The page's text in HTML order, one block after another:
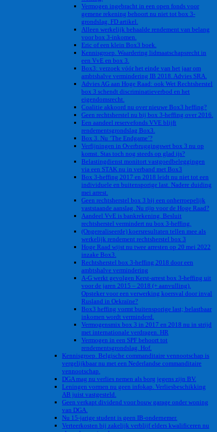
Vermogen ingebracht in een open fonds voor
gemene rekening behoort nu niet tot box 3-
grondslag. FD artikel.
Alleen werkelijk behaalde rendement van belang
voor box 3-inkomen.
Eric of een klein Box3 boek.
Kennisgroep. Waardering lidmaatschapsrecht in
een VvE en box 3.
Box3: verzoek vóór het einde van het jaar om
ambtshalve vermindering IB 2018. Advies SRA.
Advies AG aan Hoge Raad: ook Wet Rechtsherstel
box 3 schendt discriminatieverbod en het
eigendomsrecht.
Coalitie akkoord nu over nieuwe Box3 heffing?
Geen rechtsherstel nu bij box 3-heffing over 2016.
Een aandeel reservefonds VVE blijft
rendementsgrondslag Box3.
Box 3. Nu ‘The Endgame’?
Verfijningen in Overbruggingswet box 3 nu op
komst. Stas toch nog steeds op glad ijs?
Belastingdienst monitort vastgoedbeleggingen
via een STAK nu in verband met Box3
Box 3-heffing 2017 en 2018 leidt nu niet tot een
individuele en buitensporige last. Nadere duiding
mei arrest.
Geen rechtsherstel box 3 bij een onherroepelijk
vaststaande aanslag. Nu rijp voor de Hoge Raad?
Aandeel VvE is bankrekening. Besluit
rechtsherstel vermindert nu box 3-heffing.
(Ongerealiseerde) koersresultaten tellen mee als
werkelijk rendement rechtsherstel box 3
Hoge Raad wijst nu twee arresten op 20 mei 2022
inzake Box3.
Rechtsherstel box 3-heffing 2018 door een
ambtshalve vermindering
A-G werkt gevolgen Kerst-arrest box 3-heffing uit
voor de jaren 2015 – 2018 (+ aanvulling).
Opsteker voor een verwerking koersval door inval
Rusland in Oekraïne?
Box3 heffing vormt buitensporige last; belastbaar
inkomen wordt verminderd.
Vermogensmix box 3 in 2017 en 2018 nu in strijd
met internationale verdragen. HR
Vermogen in een SPF behoort tot
rendementsgrondslag. Hof.
Kennisgroep. Belgische commanditaire vennootschap is
vergelijkbaar nu met een Nederlandse commanditaire
vennootschap.
DGA mag nu verlies nemen als borg jegens zijn BV.
Leningen vormen nu geen infokap. Verliesbeschikking
AB juist vastgesteld.
Geen verkapt dividend voor bouw garage onder woning
van DGA.
Nu 15-jarige student is geen IB-ondernemer.
Verteerkosten bij zakelijk verblijf elders kwalificeren nu